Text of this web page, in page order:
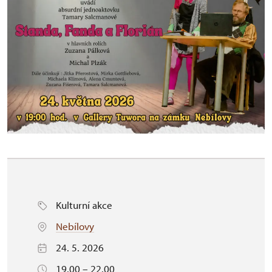
Kulturní akce
Nebílovy
24. 5. 2026
19.00 – 22.00